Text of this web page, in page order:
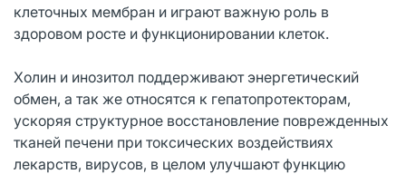
клеточных мембран и играют важную роль в
здоровом росте и функционировании клеток.
Холин и инозитол поддерживают энергетический
обмен, а так же относятся к гепатопротекторам,
ускоряя структурное восстановление поврежденных
тканей печени при токсических воздействиях
лекарств, вирусов, в целом улучшают функцию